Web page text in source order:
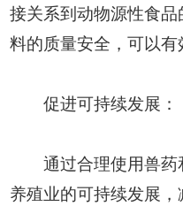
接关系到动物源性食
料的质量安全，可以有
促进可持续发展：
通过合理使用兽药
养殖业的可持续发展，